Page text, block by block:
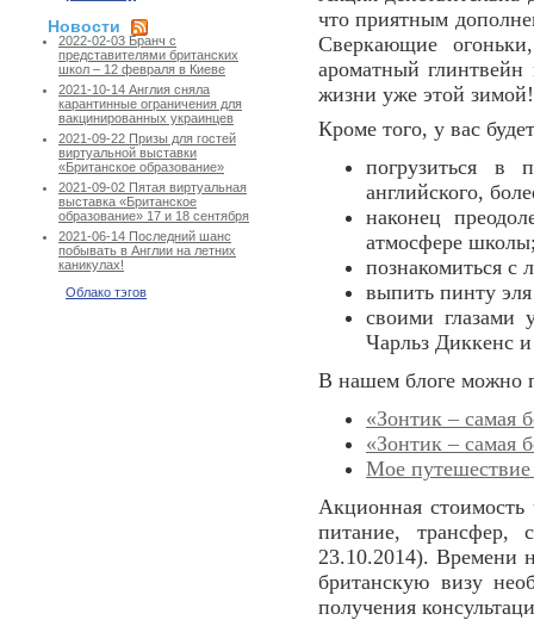
Новости
2022-02-03 Бранч с
представителями британских
школ – 12 февраля в Киеве
2021-10-14 Англия сняла
карантинные ограничения для
вакцинированных украинцев
2021-09-22 Призы для гостей
виртуальной выставки
«Британское образование»
2021-09-02 Пятая виртуальная
выставка «Британское
образование» 17 и 18 сентября
2021-06-14 Последний шанс
побывать в Англии на летних
каникулах!
Облако тэгов
что приятным
Сверкающие
ароматный
жизни уже этой зимой!
Кроме того, у вас
погрузиться в
английского,
наконец
атмосфере
познакомиться с
выпить пинту
своими глазами
Чарльз Диккенс
В нашем блоге можно
«Зонтик – самая
«Зонтик – самая
Мое
Акционная стоимость
питание, трансфер,
23.10.2014). Времени
британскую визу
получения